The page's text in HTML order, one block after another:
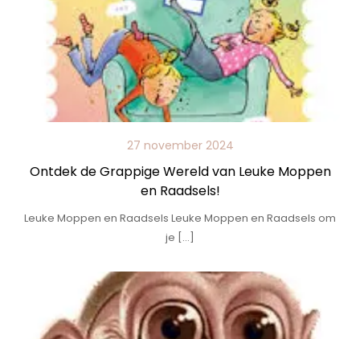
27 november 2024
Ontdek de Grappige Wereld van Leuke Moppen
en Raadsels!
Leuke Moppen en Raadsels Leuke Moppen en Raadsels om
je […]